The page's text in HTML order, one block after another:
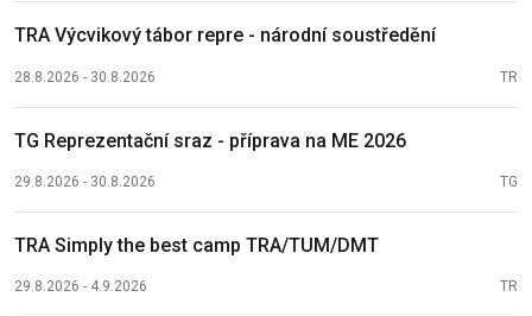
TRA Výcvikový tábor repre - národní soustředění
28.8.2026 - 30.8.2026 TR
TG Reprezentační sraz - příprava na ME 2026
29.8.2026 - 30.8.2026 TG
TRA Simply the best camp TRA/TUM/DMT
29.8.2026 - 4.9.2026 TR